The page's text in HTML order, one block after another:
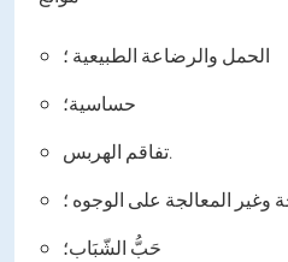
الحمل والرضاعة الطبيعية ؛
حساسية؛
تفاقم الهربس.
وغير المعالجة على الوجوه ؛
حَبُّ الشّبَاب؛